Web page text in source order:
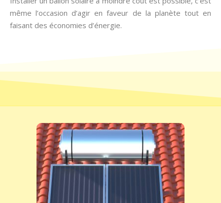
même l’occasion d’agir en faveur de la planète tout en
faisant des économies d’énergie.